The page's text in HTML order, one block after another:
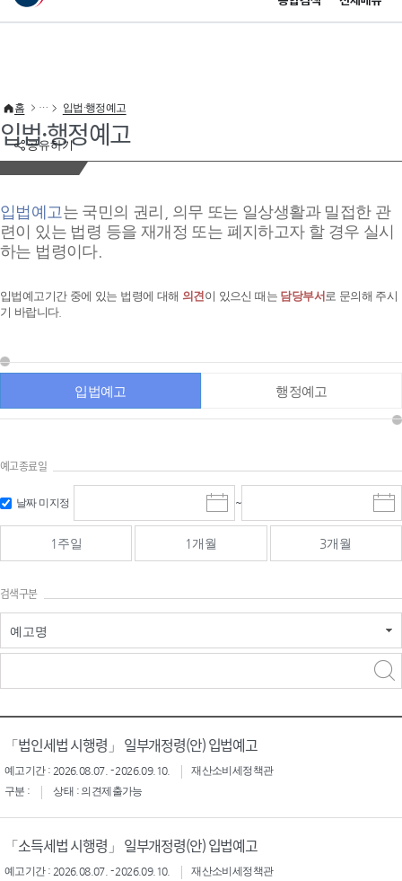
이 누리집은 대한민국 공식 전자정부 누리집입니다.
공유하기
홈 입법·행정예고
입법·행정예고
입법예고는 국민의 권리, 의무 또는 일상생활과 밀접한 관
련이 있는 법령 등을 재개정 또는 폐지하고자 할 경우 실시
하는 법령이다.
입법예고기간 중에 있는 법령에 대해 의견이 있으신 때는 담당부서 로 문의해 주시
기 바랍니다.
입법예고 행정예고
예고종료일
날짜 미지정
시
작
일
선
~
종
료
선
1주일 1개월 3개월
검색구분
예고명
「법인세법 시행령」 일부개정령(안) 입법예고
예고기간 : 2026.08.07. - 2026.09.10.
재산소비세정책관
구분 :
상태 : 의견제출가능
「소득세법 시행령」 일부개정령(안) 입법예고
예고기간 : 2026.08.07. - 2026.09.10.
재산소비세정책관